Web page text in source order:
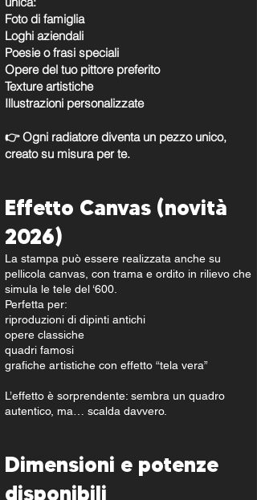
Foto di famiglia
Loghi aziendali
Poesie o frasi speciali
Opere del tuo pittore preferito
Texture artistiche
Illustrazioni personalizzate
👉 Ogni radiatore diventa un pezzo unico,
creato su misura per te.
Effetto Canvas (novità
2026)
La stampa può essere realizzata anche su
pellicola canvas, con trama e ordito in rilievo che
simula le tele del ‘600.
Perfetta per:
riproduzioni di dipinti antichi
opere classiche
quadri famosi
grafiche artistiche con effetto “tela vera”
L’effetto è sorprendente: sembra un quadro
autentico, ma… scalda davvero.
Dimensioni e potenze
disponibili